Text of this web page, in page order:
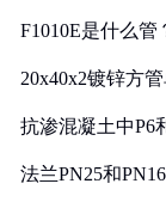
F1010E是什么管
20x40x2镀锌方
抗渗混凝土中P6
法兰PN25和